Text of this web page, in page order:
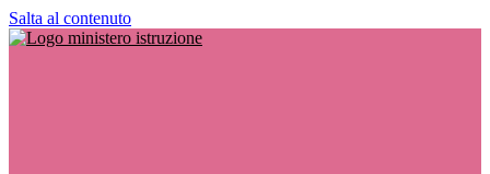
Salta al contenuto